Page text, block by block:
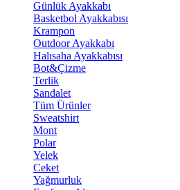
Günlük Ayakkabı
Basketbol Ayakkabısı
Krampon
Outdoor Ayakkabı
Halısaha Ayakkabısı
Bot&Çizme
Terlik
Sandalet
Tüm Ürünler
Sweatshirt
Mont
Polar
Yelek
Ceket
Yağmurluk